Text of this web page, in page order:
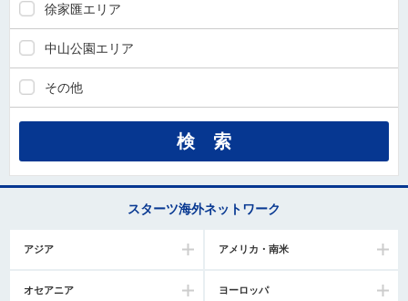
徐家匯エリア
中山公園エリア
その他
スターツ海外ネットワーク
アジア アメリカ・南米
オセアニア ヨーロッパ